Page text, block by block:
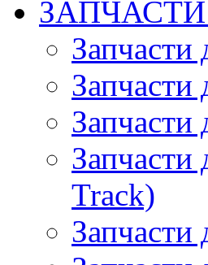
Запчасти
Запчасти
Запчасти
Track)
Запчасти